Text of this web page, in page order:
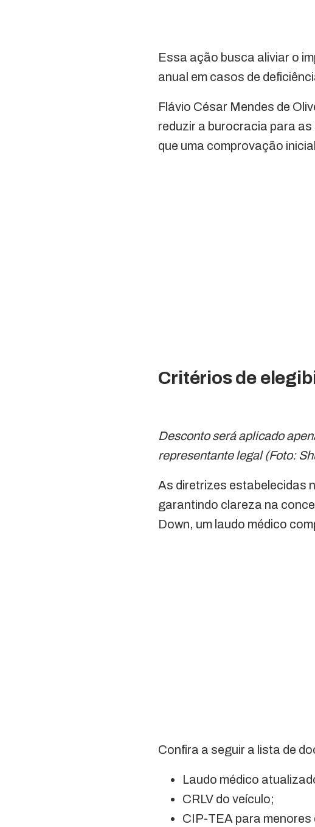
Essa ação busca aliviar o
anual em casos de
Flávio César Mendes de
reduzir a burocracia para
que uma comprovação
Critérios de
Desconto será aplicado
representante legal (Foto:
As diretrizes estabelecidas
garantindo clareza na
Down, um laudo médico
Confira a seguir a lista de
Laudo médico
CRLV do veículo;
CIP-TEA para